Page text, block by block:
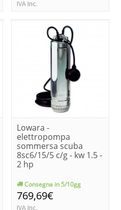
IVA Inc.
Lowara -
elettropompa
sommersa scuba
8sc6/15/5 c/g - kw 1.5 -
2 hp
Consegna in 5/10gg
769,69€
IVA Inc.